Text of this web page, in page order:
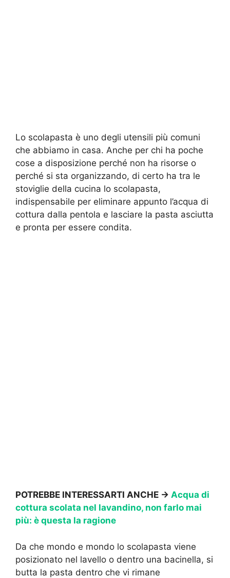
Lo scolapasta è uno degli utensili più comuni
che abbiamo in casa. Anche per chi ha poche
cose a disposizione perché non ha risorse o
perché si sta organizzando, di certo ha tra le
stoviglie della cucina lo scolapasta,
indispensabile per eliminare appunto l’acqua di
cottura dalla pentola e lasciare la pasta asciutta
e pronta per essere condita.
POTREBBE INTERESSARTI ANCHE → Acqua di
cottura scolata nel lavandino, non farlo mai
più: è questa la ragione
Da che mondo e mondo lo scolapasta viene
posizionato nel lavello o dentro una bacinella, si
butta la pasta dentro che vi rimane